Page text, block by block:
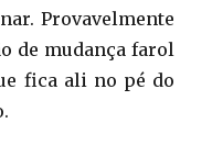
Provavelmente
de mudança farol
fica ali no pé do